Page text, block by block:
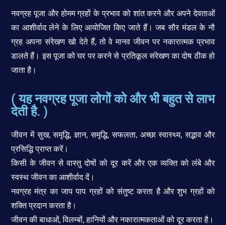
नवग्रह पूजा और होमम ग्रहों के प्रभाव को शांत करने और अपने देवताओं
का आशीर्वाद लेने के लिए आयोजित किए जाते हैं। जब सौर मंडल के नौ
ग्रह अपना संरेखण खो देते हैं, तो वे मानव जीवन पर नकारात्मक प्रभाव
डालते हैं। इस पूजा को घर पर करने से प्रतिकूल संरेखण का दोष ठीक हो
जाता है।
( यह नवग्रह पूजा लोगों को और भी बहुत से लाभ
देती है. )
जीवन में सुख, समृद्धि, ज्ञान, समृद्धि, सफलता, अच्छा स्वास्थ्य, सद्भाव और
प्रसिद्धि प्राप्त करें।
किसी के जीवन से वास्तु दोषों को दूर करें और एक व्यक्ति को लंबे और
स्वस्थ जीवन का आशीर्वाद दें।
नवग्रह मंत्र का जाप पाप ग्रहों को संतुष्ट करता है और शुभ ग्रहों को
शक्ति प्रदान करता है।
जीवन की बाधाओं, विलम्बों, हानियों और नकारात्मकताओं को दूर करता है।